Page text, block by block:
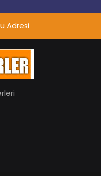
son modeli
Madoka Plus
sunuldu. Tam
mobil uygulama
sensör entegrasyonu
sistemlerinin
kolay, konforlu ve
Enerji
Adresi